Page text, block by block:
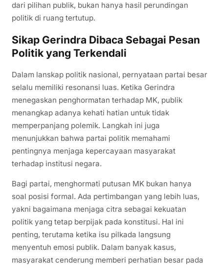
dari pilihan publik, bukan hanya hasil perundingan
politik di ruang tertutup.
Sikap Gerindra Dibaca Sebagai Pesan
Politik yang Terkendali
Dalam lanskap politik nasional, pernyataan partai besar
selalu memiliki resonansi luas. Ketika Gerindra
menegaskan penghormatan terhadap MK, publik
menangkap adanya kehati hatian untuk tidak
memperpanjang polemik. Langkah ini juga
menunjukkan bahwa partai politik memahami
pentingnya menjaga kepercayaan masyarakat
terhadap institusi negara.
Bagi partai, menghormati putusan MK bukan hanya
soal posisi formal. Ada pertimbangan yang lebih luas,
yakni bagaimana menjaga citra sebagai kekuatan
politik yang tetap berpijak pada konstitusi. Hal ini
penting, terutama ketika isu pilkada langsung
menyentuh emosi publik. Dalam banyak kasus,
masyarakat cenderung memberi perhatian besar pada